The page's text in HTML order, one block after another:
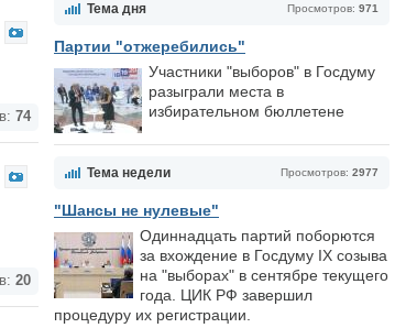
Просмотров: 971
Тема дня
Партии "отжеребились"
Участники "выборов" в Госдуму
разыграли места в
избирательном бюллетене
Просмотров: 2977
Тема недели
"Шансы не нулевые"
Одиннадцать партий поборются
за вхождение в Госдуму IX созыва
на "выборах" в сентябре текущего
года. ЦИК РФ завершил
процедуру их регистрации.
74
20